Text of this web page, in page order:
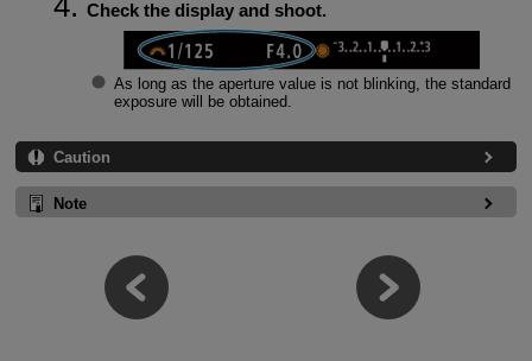
Check the display and shoot.
As long as the aperture value is not blinking, the standard
exposure will be obtained.
Caution
Note